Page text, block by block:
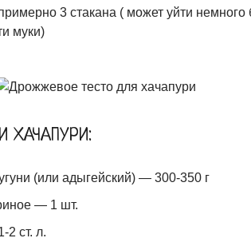
3 стакана ( может уйти
муки)
ХАЧАПУРИ:
(или адыгейский) — 300-350 г
— 1 шт.
2 ст. л.